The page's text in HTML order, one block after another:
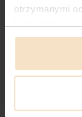
otrzymanymi